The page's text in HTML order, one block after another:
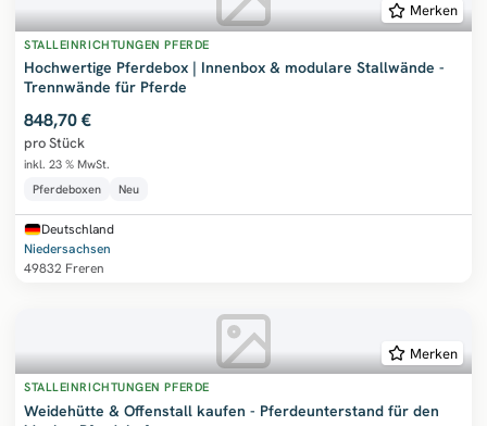
Merken
STALLEINRICHTUNGEN PFERDE
Hochwertige Pferdebox | Innenbox & modulare Stallwände -
Trennwände für Pferde
848,70 €
pro Stück
inkl. 23 % MwSt.
Pferdeboxen
Neu
Deutschland
Niedersachsen
49832 Freren
Merken
STALLEINRICHTUNGEN PFERDE
Weidehütte & Offenstall kaufen - Pferdeunterstand für den